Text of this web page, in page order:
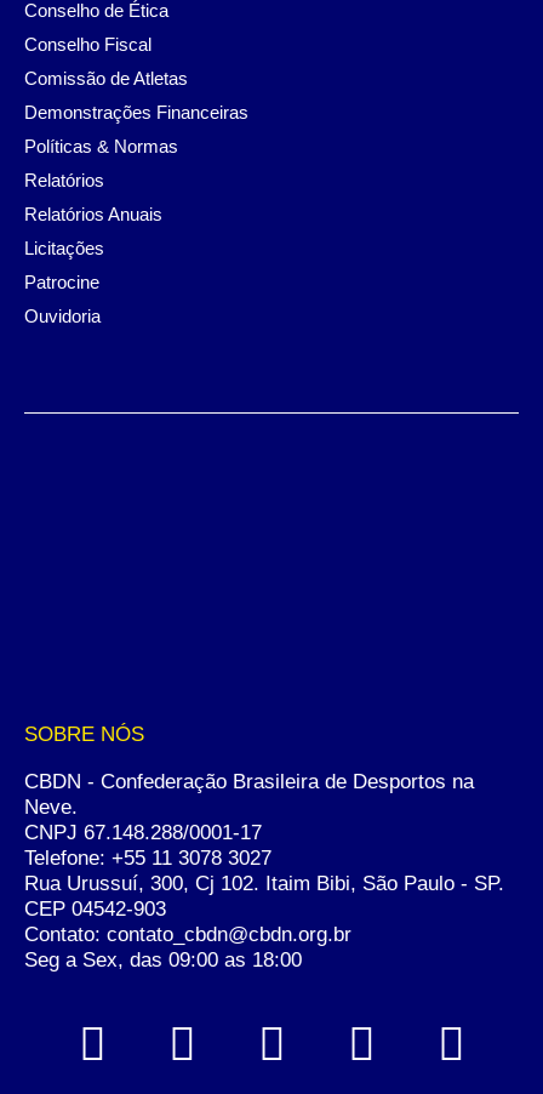
Conselho de Ética
Conselho Fiscal
Comissão de Atletas
Demonstrações Financeiras
Políticas & Normas
Relatórios
Relatórios Anuais
Licitações
Patrocine
Ouvidoria
SOBRE NÓS
CBDN - Confederação Brasileira de Desportos na
Neve.
CNPJ 67.148.288/0001-17
Telefone: +55 11 3078 3027
Rua Urussuí, 300, Cj 102. Itaim Bibi, São Paulo - SP.
CEP 04542-903
Contato: contato_cbdn@cbdn.org.br
Seg a Sex, das 09:00 as 18:00